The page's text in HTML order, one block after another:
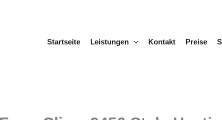
Startseite
Leistungen Kontakt Preise